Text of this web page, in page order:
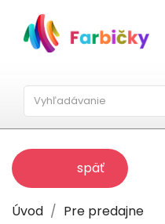
späť
Úvod Pre predajne